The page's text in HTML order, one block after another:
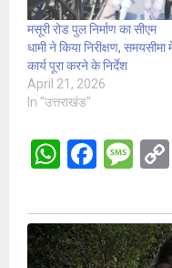
मसूरी रोड पुल निर्माण का सीएम
धामी ने किया निरीक्षण, समयसीमा
कार्य पूरा करने के निर्देश
April 21, 2026
In "उत्तराखंड"
W
at
s
F
ce
b
M
s
a